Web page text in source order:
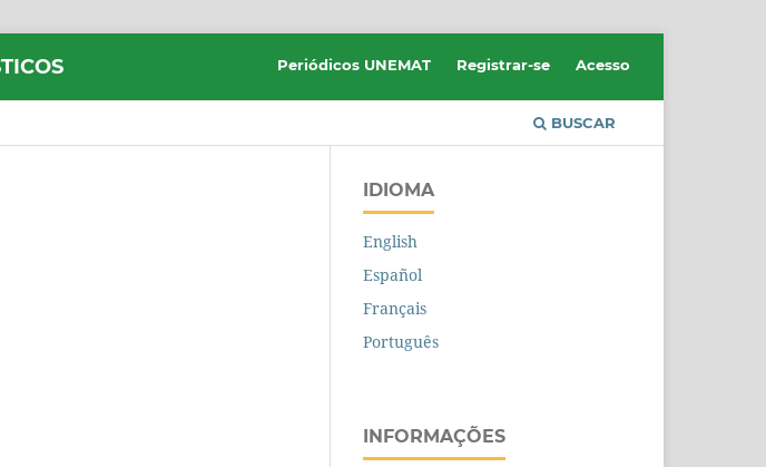
BUSCAR
Periódicos UNEMAT Registrar-se Acesso
IDIOMA
English
Español
Français
Português
INFORMAÇÕES